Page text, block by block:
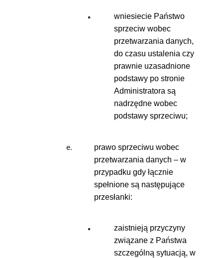
wniesiecie Państwo
sprzeciw wobec
przetwarzania danych,
do czasu ustalenia czy
prawnie uzasadnione
podstawy po stronie
Administratora są
nadrzędne wobec
podstawy sprzeciwu;
prawo sprzeciwu wobec
przetwarzania danych – w
przypadku gdy łącznie
spełnione są następujące
przesłanki:
zaistnieją przyczyny
związane z Państwa
szczególną sytuacją, w